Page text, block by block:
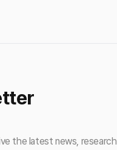
the latest news, research